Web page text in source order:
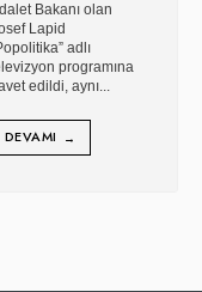
Bakanı olan
Lapid
adlı
programına
edildi, aynı...
DEVAMI →